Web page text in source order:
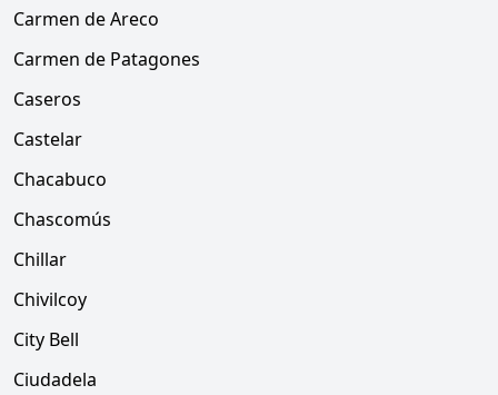
Carmen de Areco
Carmen de Patagones
Caseros
Castelar
Chacabuco
Chascomús
Chillar
Chivilcoy
City Bell
Ciudadela